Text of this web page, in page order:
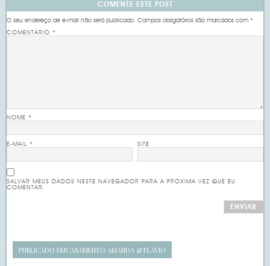
COMENTE ESTE POST
O seu endereço de e-mail não será publicado. Campos obrigatórios são marcados com*
COMENTÁRIO*
NOME*
E-MAIL* SITE
SALVAR MEUS DADOS NESTE NAVEGADOR PARA A PRÓXIMA VEZ QUE EU
COMENTAR.
PUBLICADO EMCASAMENTO AMANDA & FLÁVIO